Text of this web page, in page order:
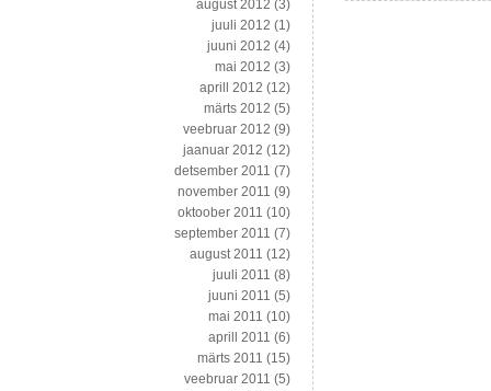
august 2012 (3)
juuli 2012 (1)
juuni 2012 (4)
mai 2012 (3)
aprill 2012 (12)
märts 2012 (5)
veebruar 2012 (9)
jaanuar 2012 (12)
detsember 2011 (7)
november 2011 (9)
oktoober 2011 (10)
september 2011 (7)
august 2011 (12)
juuli 2011 (8)
juuni 2011 (5)
mai 2011 (10)
aprill 2011 (6)
märts 2011 (15)
veebruar 2011 (5)